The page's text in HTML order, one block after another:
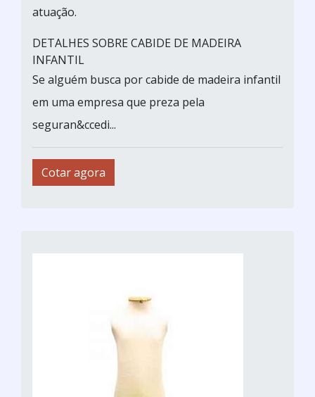
atuação.
DETALHES SOBRE CABIDE DE MADEIRA
INFANTIL
Se alguém busca por cabide de madeira infantil
em uma empresa que preza pela
seguran&ccedi...
Cotar agora